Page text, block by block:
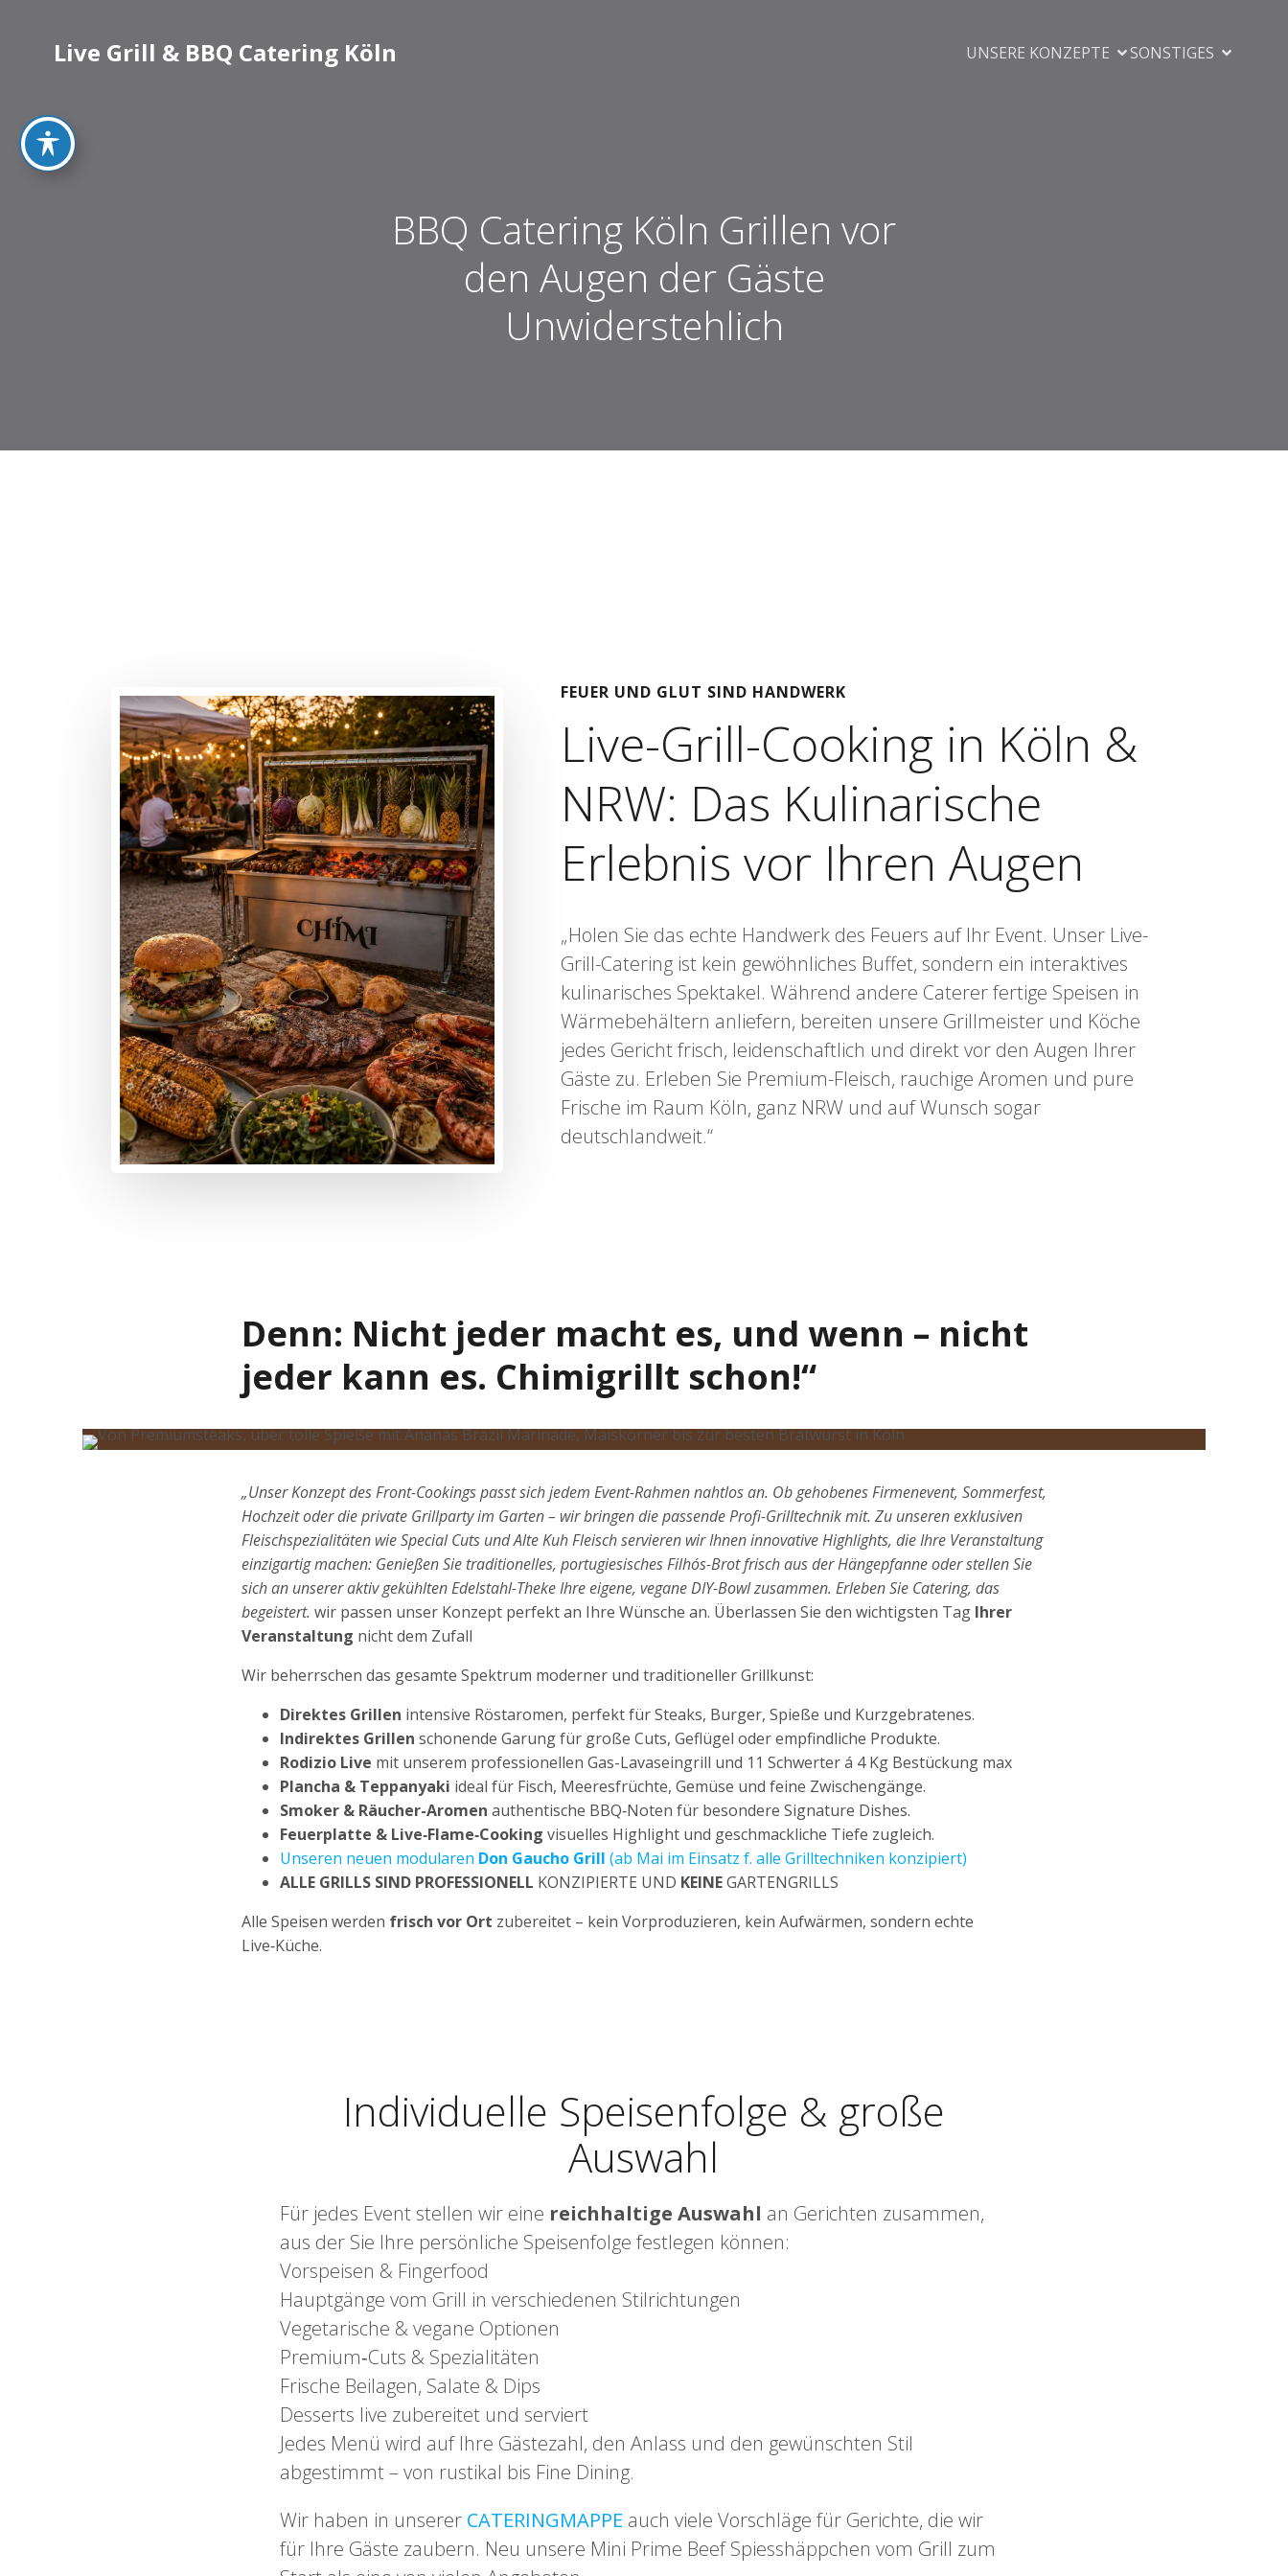
Live Grill & BBQ Catering Köln UNSERE KONZEPTE SONSTIGES
BBQ Catering Köln Grillen vor
den Augen der Gäste
Unwiderstehlich
FEUER UND GLUT SIND HANDWERK
Live-Grill-Cooking in Köln &
NRW: Das Kulinarische
Erlebnis vor Ihren Augen
„Holen Sie das echte Handwerk des Feuers auf Ihr Event. Unser Live-
Grill-Catering ist kein gewöhnliches Buffet, sondern ein interaktives
kulinarisches Spektakel. Während andere Caterer fertige Speisen in
Wärmebehältern anliefern, bereiten unsere Grillmeister und Köche
jedes Gericht frisch, leidenschaftlich und direkt vor den Augen Ihrer
Gäste zu. Erleben Sie Premium-Fleisch, rauchige Aromen und pure
Frische im Raum Köln, ganz NRW und auf Wunsch sogar
deutschlandweit.“
Denn: Nicht jeder macht es, und wenn – nicht
jeder kann es. Chimigrillt schon!“
„Unser Konzept des Front-Cookings passt sich jedem Event-Rahmen nahtlos an. Ob gehobenes Firmenevent, Sommerfest,
Hochzeit oder die private Grillparty im Garten – wir bringen die passende Profi-Grilltechnik mit. Zu unseren exklusiven
Fleischspezialitäten wie Special Cuts und Alte Kuh Fleisch servieren wir Ihnen innovative Highlights, die Ihre Veranstaltung
einzigartig machen: Genießen Sie traditionelles, portugiesisches Filhós-Brot frisch aus der Hängepfanne oder stellen Sie
sich an unserer aktiv gekühlten Edelstahl-Theke Ihre eigene, vegane DIY-Bowl zusammen. Erleben Sie Catering, das
begeistert. wir passen unser Konzept perfekt an Ihre Wünsche an. Überlassen Sie den wichtigsten Tag Ihrer
Veranstaltung nicht dem Zufall
Wir beherrschen das gesamte Spektrum moderner und traditioneller Grillkunst:
Direktes Grillen intensive Röstaromen, perfekt für Steaks, Burger, Spieße und Kurzgebratenes.
Indirektes Grillen schonende Garung für große Cuts, Geflügel oder empfindliche Produkte.
Rodizio Live mit unserem professionellen Gas-Lavaseingrill und 11 Schwerter á 4 Kg Bestückung max
Plancha & Teppanyaki ideal für Fisch, Meeresfrüchte, Gemüse und feine Zwischengänge.
Smoker & Räucher-Aromen authentische BBQ‑Noten für besondere Signature Dishes.
Feuerplatte & Live‑Flame‑Cooking visuelles Highlight und geschmackliche Tiefe zugleich.
Unseren neuen modularen Don Gaucho Grill (ab Mai im Einsatz f. alle Grilltechniken konzipiert)
ALLE GRILLS SIND PROFESSIONELL KONZIPIERTE UND KEINEGARTENGRILLS
Alle Speisen werden frisch vor Ort zubereitet – kein Vorproduzieren, kein Aufwärmen, sondern echte
Live‑Küche.
Individuelle Speisenfolge & große
Auswahl
Für jedes Event stellen wir eine reichhaltige Auswahl an Gerichten zusammen,
aus der Sie Ihre persönliche Speisenfolge festlegen können:
Vorspeisen & Fingerfood
Hauptgänge vom Grill in verschiedenen Stilrichtungen
Vegetarische & vegane Optionen
Premium‑Cuts & Spezialitäten
Frische Beilagen, Salate & Dips
Desserts live zubereitet und serviert
Jedes Menü wird auf Ihre Gästezahl, den Anlass und den gewünschten Stil
abgestimmt – von rustikal bis Fine Dining.
Wir haben in unserer CATERINGMAPPE auch viele Vorschläge für Gerichte, die wir
für Ihre Gäste zaubern. Neu unsere Mini Prime Beef Spiesshäppchen vom Grill zum